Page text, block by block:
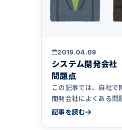
2019.04.09
システム開発会社
問題点
この記事では、自社で
開発会社によくある問
先や発注先としてシス
記事を読む